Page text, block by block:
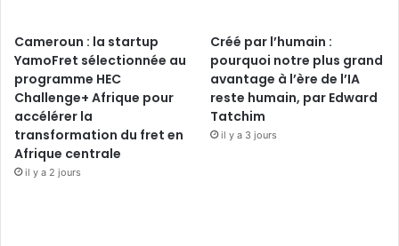
Cameroun : la startup
YamoFret sélectionnée au
programme HEC
Challenge+ Afrique pour
accélérer la
transformation du fret en
Afrique centrale
il y a 2 jours
Créé par l’humain :
pourquoi notre plus grand
avantage à l’ère de l’IA
reste humain, par Edward
Tatchim
il y a 3 jours